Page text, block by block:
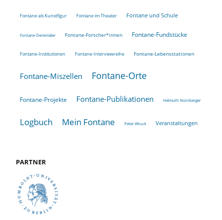
Fontane als Kunstfigur Fontane im Theater Fontane und Schule
Fontane-Denkmäler Fontane-Forscher*innen Fontane-Fundstücke
Fontane-Institutionen Fontane-Interviewreihe Fontane-Lebensstationen
Fontane-Miszellen Fontane-Orte
Fontane-Projekte Fontane-Publikationen Helmuth Nürnberger
Logbuch Mein Fontane Peter Wruck Veranstaltungen
PARTNER